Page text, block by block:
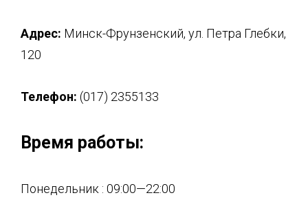
Адрес: Минск-Фрунзенский, ул. Петра Глебки,
120
Телефон: (017) 2355133
Время работы:
Понедельник : 09:00—22:00